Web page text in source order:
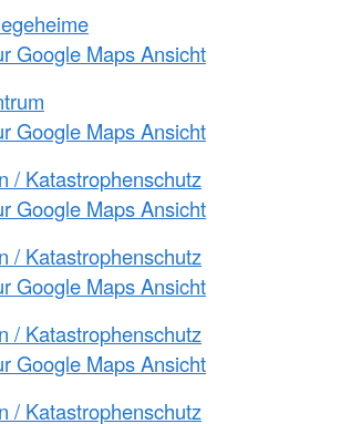
Google Maps Ansicht
Google Maps Ansicht
/ Katastrophenschutz
Google Maps Ansicht
/ Katastrophenschutz
Google Maps Ansicht
/ Katastrophenschutz
Google Maps Ansicht
/ Katastrophenschutz